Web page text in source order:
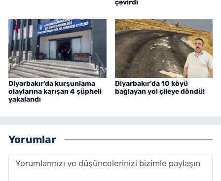
çevirdi
Diyarbakır'da kurşunlama
olaylarına karışan 4 şüpheli
yakalandı
Diyarbakır’da 10 köyü
bağlayan yol çileye döndü!
Yorumlar